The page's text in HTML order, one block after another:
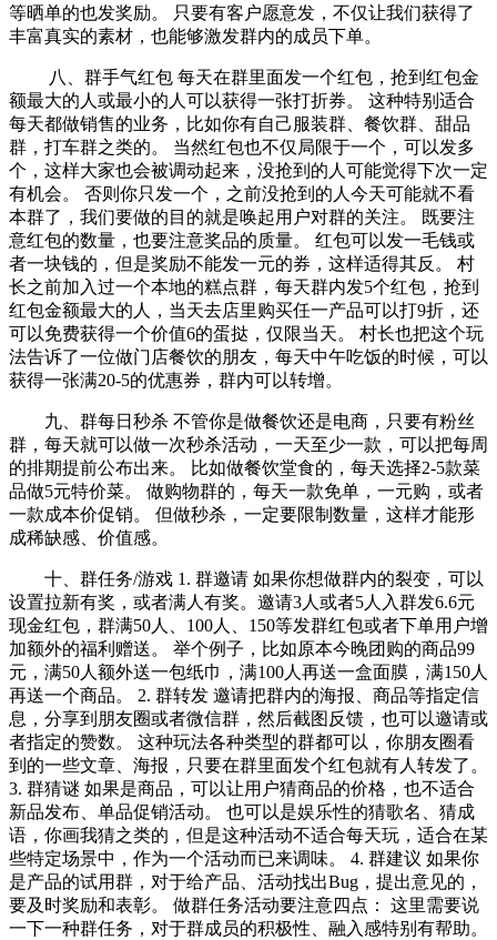
等晒单的也发奖励。 只要有客户愿意发，不仅让我们获得了
丰富真实的素材，也能够激发群内的成员下单。
八、群手气红包 每天在群里面发一个红包，抢到红包金
额最大的人或最小的人可以获得一张打折券。 这种特别适合
每天都做销售的业务，比如你有自己服装群、餐饮群、甜品
群，打车群之类的。 当然红包也不仅局限于一个，可以发多
个，这样大家也会被调动起来，没抢到的人可能觉得下次一定
有机会。 否则你只发一个，之前没抢到的人今天可能就不看
本群了，我们要做的目的就是唤起用户对群的关注。 既要注
意红包的数量，也要注意奖品的质量。 红包可以发一毛钱或
者一块钱的，但是奖励不能发一元的券，这样适得其反。 村
长之前加入过一个本地的糕点群，每天群内发5个红包，抢到
红包金额最大的人，当天去店里购买任一产品可以打9折，还
可以免费获得一个价值6的蛋挞，仅限当天。 村长也把这个玩
法告诉了一位做门店餐饮的朋友，每天中午吃饭的时候，可以
获得一张满20-5的优惠券，群内可以转增。
九、群每日秒杀 不管你是做餐饮还是电商，只要有粉丝
群，每天就可以做一次秒杀活动，一天至少一款，可以把每周
的排期提前公布出来。 比如做餐饮堂食的，每天选择2-5款菜
品做5元特价菜。 做购物群的，每天一款免单，一元购，或者
一款成本价促销。 但做秒杀，一定要限制数量，这样才能形
成稀缺感、价值感。
十、群任务/游戏 1. 群邀请 如果你想做群内的裂变，可以
设置拉新有奖，或者满人有奖。邀请3人或者5人入群发6.6元
现金红包，群满50人、100人、150等发群红包或者下单用户增
加额外的福利赠送。 举个例子，比如原本今晚团购的商品99
元，满50人额外送一包纸巾，满100人再送一盒面膜，满150人
再送一个商品。 2. 群转发 邀请把群内的海报、商品等指定信
息，分享到朋友圈或者微信群，然后截图反馈，也可以邀请或
者指定的赞数。 这种玩法各种类型的群都可以，你朋友圈看
到的一些文章、海报，只要在群里面发个红包就有人转发了。
3. 群猜谜 如果是商品，可以让用户猜商品的价格，也不适合
新品发布、单品促销活动。 也可以是娱乐性的猜歌名、猜成
语，你画我猜之类的，但是这种活动不适合每天玩，适合在某
些特定场景中，作为一个活动而已来调味。 4. 群建议 如果你
是产品的试用群，对于给产品、活动找出Bug，提出意见的，
要及时奖励和表彰。 做群任务活动要注意四点： 这里需要说
一下一种群任务，对于群成员的积极性、融入感特别有帮助。